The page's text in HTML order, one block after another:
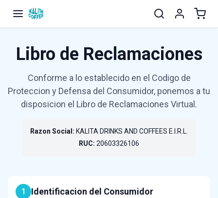
Libro de Reclamaciones
Conforme a lo establecido en el Codigo de
Proteccion y Defensa del Consumidor, ponemos a tu
disposicion el Libro de Reclamaciones Virtual.
Razon Social: KALITA DRINKS AND COFFEES E.I.R.L.
RUC: 20603326106
1 Identificacion del Consumidor